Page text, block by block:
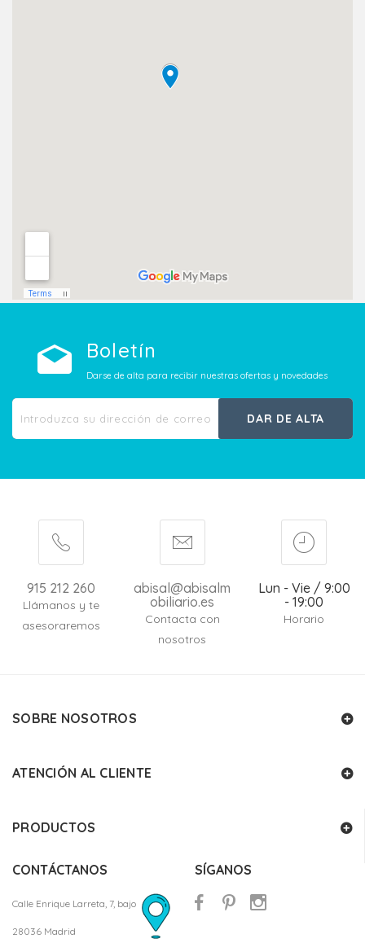
Boletín
Darse de alta para recibir nuestras ofertas y novedades
DAR DE ALTA
915 212 260
Llámanos y te
asesoraremos
abisal@abisalm
obiliario.es
Contacta con
nosotros
Lun - Vie / 9:00
- 19:00
Horario
SOBRE NOSOTROS
ATENCIÓN AL CLIENTE
PRODUCTOS
CONTÁCTANOS
Calle Enrique Larreta, 7, bajo
28036 Madrid
SÍGANOS